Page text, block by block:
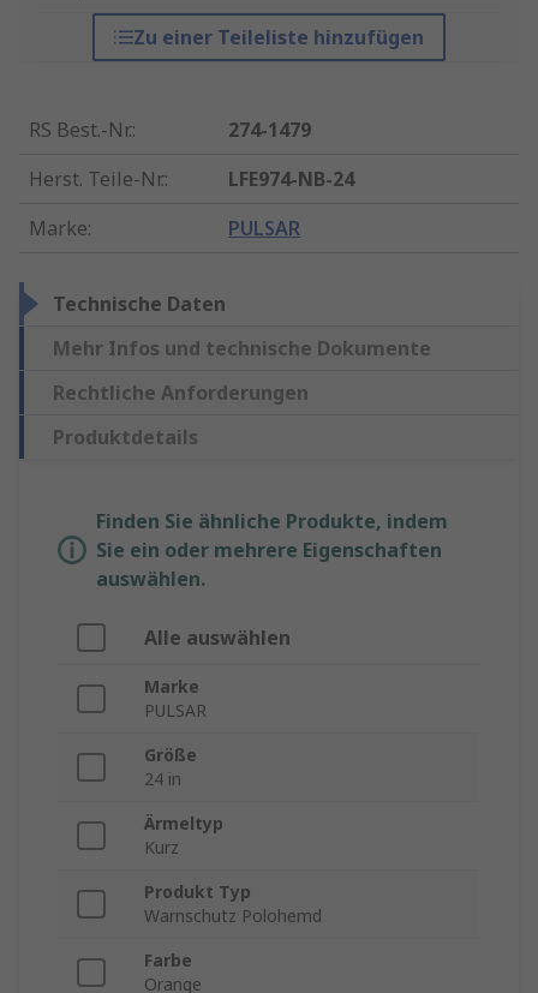
Zu einer Teileliste hinzufügen
RS Best.-Nr.:
274-1479
Herst. Teile-Nr.:
LFE974-NB-24
Marke: PULSAR
Technische Daten
Mehr Infos und technische Dokumente
Rechtliche Anforderungen
Produktdetails
Finden Sie ähnliche Produkte, indem
Sie ein oder mehrere Eigenschaften
auswählen.
Alle auswählen
Marke
PULSAR
Größe
24 in
Ärmeltyp
Kurz
Produkt Typ
Warnschutz Polohemd
Farbe
Orange